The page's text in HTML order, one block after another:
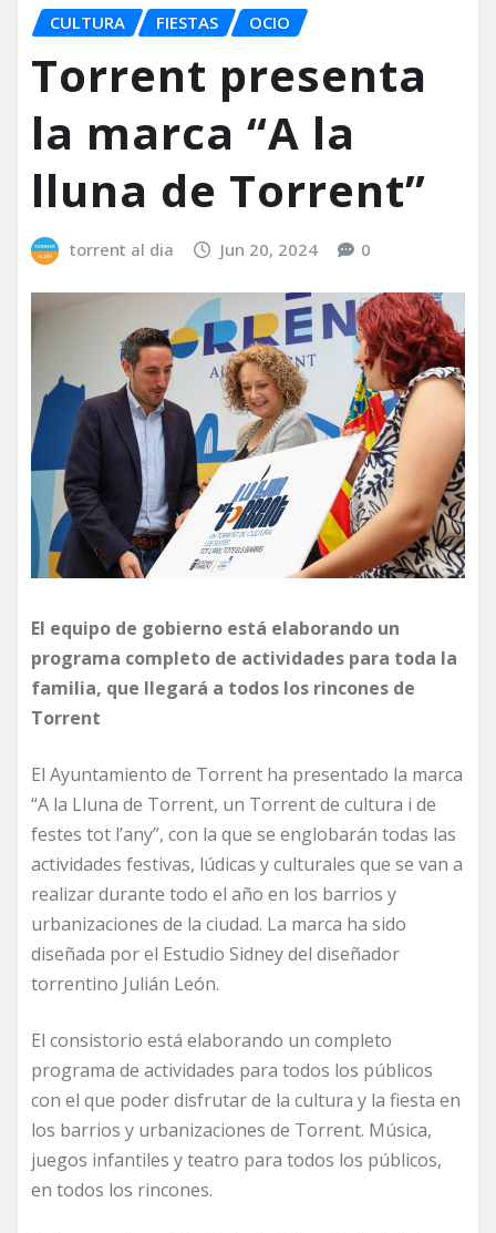
CULTURA FIESTAS OCIO
Torrent presenta
la marca “A la
lluna de Torrent”
torrent al dia Jun 20, 2024 0
El equipo de gobierno está elaborando un
programa completo de actividades para toda la
familia, que llegará a todos los rincones de
Torrent
El Ayuntamiento de Torrent ha presentado la marca
“A la Lluna de Torrent, un Torrent de cultura i de
festes tot l’any”, con la que se englobarán todas las
actividades festivas, lúdicas y culturales que se van a
realizar durante todo el año en los barrios y
urbanizaciones de la ciudad. La marca ha sido
diseñada por el Estudio Sidney del diseñador
torrentino Julián León.
El consistorio está elaborando un completo
programa de actividades para todos los públicos
con el que poder disfrutar de la cultura y la fiesta en
los barrios y urbanizaciones de Torrent. Música,
juegos infantiles y teatro para todos los públicos,
en todos los rincones.